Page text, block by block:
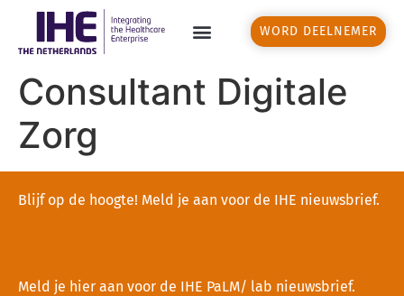
WORD DEELNEMER
Consultant Digitale
Zorg
Blijf op de hoogte! Meld je aan voor de IHE nieuwsbrief.
Meld je hier aan voor de IHE PaLM/ lab nieuwsbrief.